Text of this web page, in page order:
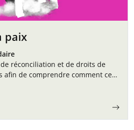
paix
réconciliation et de droits de
afin de comprendre comment ces